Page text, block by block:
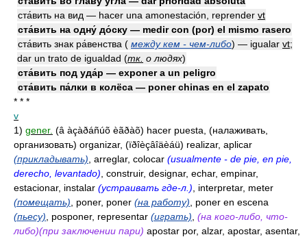
ста́вить на вид — hacer una amonestación, reprender vt
ста́вить на одну́ до́ску — medir con (por) el mismo rasero
ста́вить знак ра́венства ( между кем - чем-либо) — igualar vt;
dar un trato de igualdad (тк. о людях)
ста́вить под уда́р — exponer a un peligro
ста́вить па́лки в колёса — poner chinas en el zapato
* * *
v
1) gener. (â àçàðáñúõ èãðàõ) hacer puesta, (налаживать,
организовать) organizar, (ïðîèçâîäèáü) realizar, aplicar
(прикладывать) , arreglar, colocar (usualmente - de pie, en pie,
derecho, levantado) , construir, designar, echar, empinar,
estacionar, instalar (устраивать где-л.) , interpretar, meter
(помещать) , poner, poner (на работу) , poner en escena
(пьесу) , posponer, representar (играть) (на кого-либо, что-
либо)(при заключении пари) apostar por, alzar, apostar, asentar,